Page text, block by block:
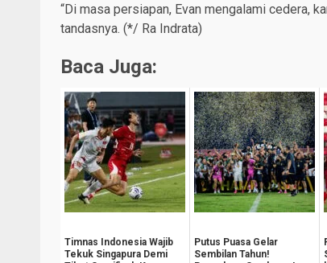
“Di masa persiapan, Evan mengalami cedera,
tandasnya. (*/ Ra Indrata)
Baca Juga:
Timnas Indonesia Wajib
Tekuk Singapura Demi
Putus Puasa Gelar
Sembilan Tahun!